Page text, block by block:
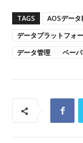
TAGS AOSデー
データプラットフォ
データ管理
ペー